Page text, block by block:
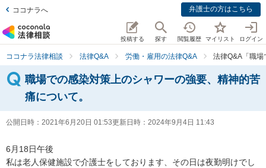
ココナラへ 弁護士の方はこちら
投稿する 探す 閲覧履歴 マイリスト ログイン
ココナラ法律相談 法律Q&A 労働・雇用の法律Q&A 法律Q&A「職
職場での感染対策上のシャワーの強要、精神的苦
痛について。
公開日時： 2021年6月20日 01:53更新日時： 2024年9月4日 11:43
6月18日午後
私は老人保健施設で介護士をしております、その日は夜勤明けでし